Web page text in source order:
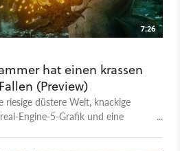
7:26
hat einen krassen
(Preview)
riesige düstere Welt, knackige
Engine-5-Grafik und eine